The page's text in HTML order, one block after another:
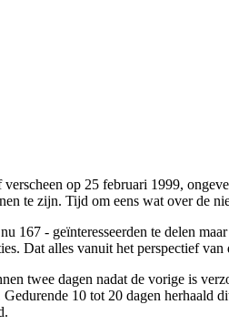
op 25 februari 1999,
te zijn. Tijd om eens wat over de
167 - geïnteresseerden te delen
Dat alles vanuit het perspectief
twee dagen nadat de vorige is
10 tot 20 dagen